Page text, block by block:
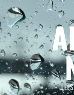
Spring
naar
inhoud